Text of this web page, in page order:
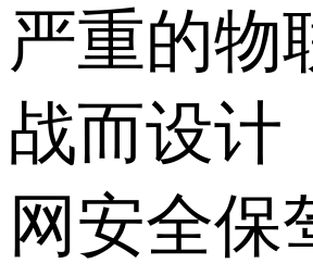
严重的物
战而设计
网安全保